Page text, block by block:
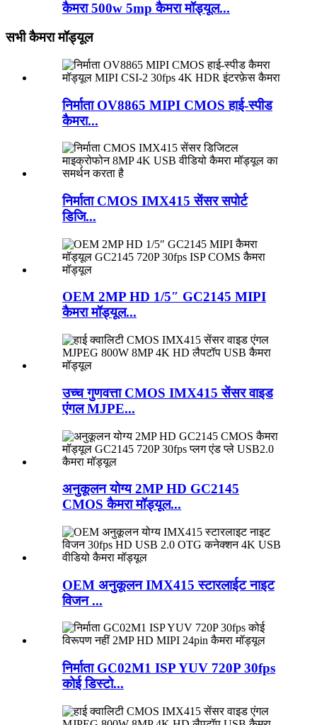
कैमरा 500w 5mp कैमरा मॉड्यूल...
सभी कैमरा मॉड्यूल
निर्माता OV8865 MIPI CMOS हाई-स्पीड
कैमरा...
निर्माता CMOS IMX415 सेंसर सपोर्ट
डिजि...
OEM 2MP HD 1/5″ GC2145 MIPI
कैमरा मॉड्यूल...
उच्च गुणवत्ता CMOS IMX415 सेंसर वाइड
एंगल MJPE...
अनुकूलन योग्य 2MP HD GC2145
CMOS कैमरा मॉड्यूल...
OEM अनुकूलन IMX415 स्टारलाईट नाइट
विजन ...
निर्माता GC02M1 ISP YUV 720P 30fps
कोई डिस्टो...